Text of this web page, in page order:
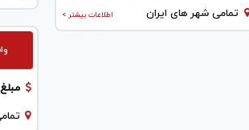
اطلاعات بیشتر > تمامی شهر های ایران